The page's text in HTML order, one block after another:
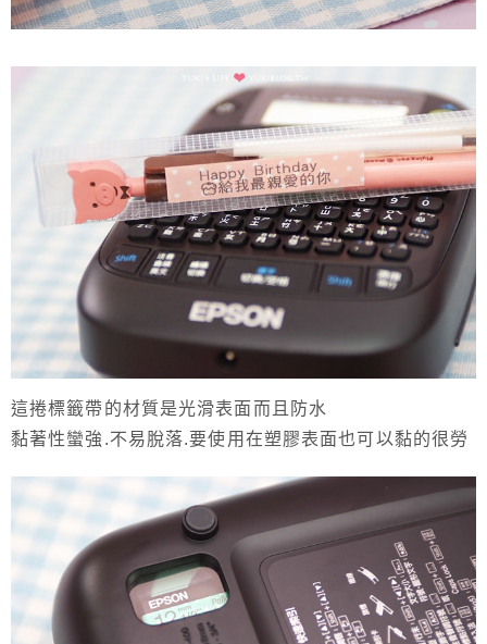
這捲標籤帶的材質是光滑表面而且防水
黏著性蠻強.不易脫落.要使用在塑膠表面也可以黏的很勞